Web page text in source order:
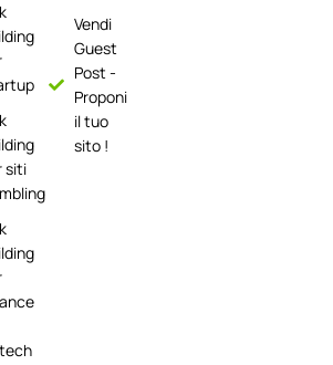
siti
Vendi
Guest
Post -
Proponi
il tuo
sito !